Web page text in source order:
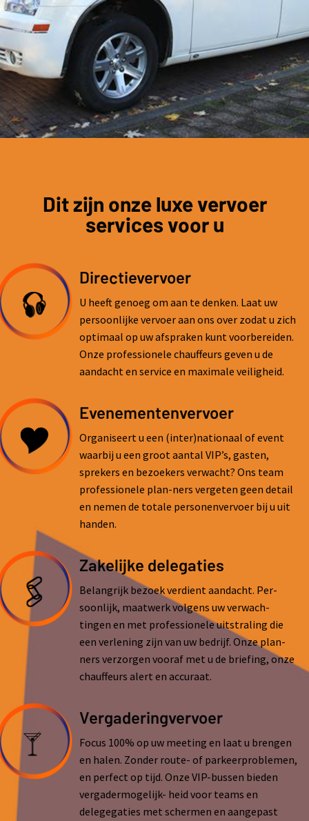
Dit zijn onze luxe vervoer
services voor u
Directievervoer
U heeft genoeg om aan te denken. Laat uw
persoonlijke vervoer aan ons over zodat u zich
optimaal op uw afspraken kunt voorbereiden.
Onze professionele chauffeurs geven u de
aandacht en service en maximale veiligheid.
Evenementenvervoer
Organiseert u een (inter)nationaal of event
waarbij u een groot aantal VIP’s, gasten,
sprekers en bezoekers verwacht? Ons team
professionele plan-ners vergeten geen detail
en nemen de totale personenvervoer bij u uit
handen.
Zakelijke delegaties
Belangrijk bezoek verdient aandacht. Per-
soonlijk, maatwerk volgens uw verwach-
tingen en met professionele uitstraling die
een verlening zijn van uw bedrijf. Onze plan-
ners verzorgen vooraf met u de briefing, onze
chauffeurs alert en accuraat.
Vergaderingvervoer
Focus 100% op uw meeting en laat u brengen
en halen. Zonder route- of parkeerproblemen,
en perfect op tijd. Onze VIP-bussen bieden
vergadermogelijk- heid voor teams en
delegegaties met schermen en aangepast